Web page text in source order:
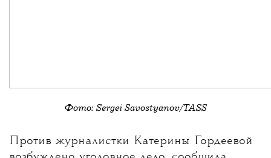
Фото: Sergei Savostyanov/TASS
Против журналистки Катерины Гордеевой